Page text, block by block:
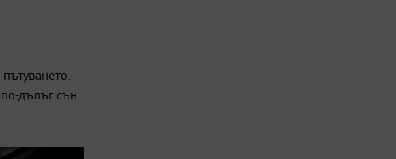
дълъг сън.